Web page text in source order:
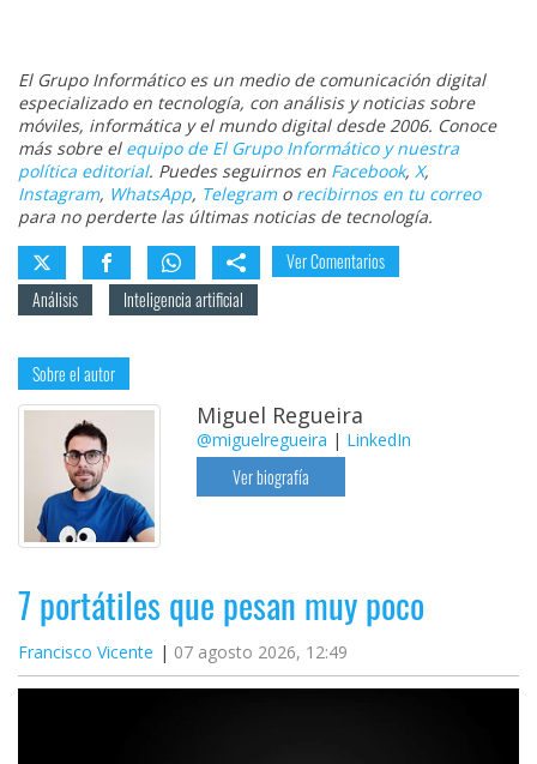
El Grupo Informático es un medio de comunicación digital
especializado en tecnología, con análisis y noticias sobre
móviles, informática y el mundo digital desde 2006. Conoce
más sobre el equipo de El Grupo Informático y nuestra
política editorial. Puedes seguirnos en Facebook, X,
Instagram, WhatsApp, Telegramo recibirnos en tu correo
para no perderte las últimas noticias de tecnología.
Ver Comentarios
Análisis
Inteligencia artificial
Sobre el autor
Miguel Regueira
@miguelregueira | LinkedIn
Ver biografía
7 portátiles que pesan muy poco
Francisco Vicente 07 agosto 2026, 12:49